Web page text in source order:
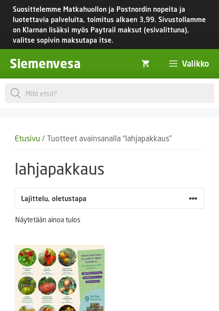
Siirry
sisältöön
Suosittelemme Matkahuollon ja Postnordin nopeita ja
luotettavia palveluita, toimitus alkaen 3,99. Sivustollamme
on Klarnan lisäksi myös Paytrail maksut (esivalittuna),
valitse sopivin maksutapa itse.
Siemenvesa Valikko
Products
search
Etusivu / Tuotteet avainsanalla “lahjapakkaus”
lahjapakkaus
Näytetään ainoa tulos